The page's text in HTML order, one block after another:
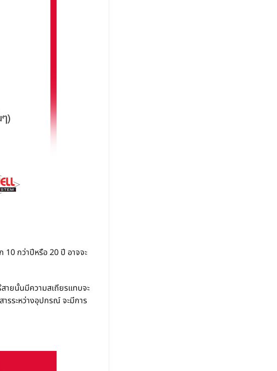
10 กว่าปีหรือ 20 ปี อาจจะ
ายนั้นมีความสเถียรแทบจะ
ระหว่างอุปกรณ์ จะมีการ